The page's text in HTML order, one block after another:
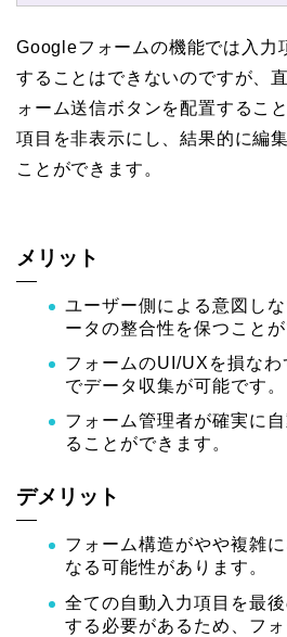
Googleフォームの機能では入力
することはできないのですが、
ォーム送信ボタンを配置するこ
項目を非表示にし、結果的に編
ことができます。
メリット
ユーザー側による意図し
ータの整合性を保つことが
フォームのUI/UXを損な
でデータ収集が可能です。
フォーム管理者が確実に
ることができます。
デメリット
フォーム構造がやや複雑
なる可能性があります。
全ての自動入力項目を最
する必要があるため、フ